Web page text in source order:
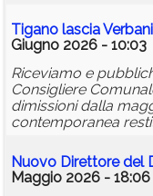
Tigano lascia
Giugno 2026 - 10:03
Riceviamo e
Consigliere
dimissioni dalla
contemporanea
Nuovo Direttore del
Maggio 2026 - 18:06